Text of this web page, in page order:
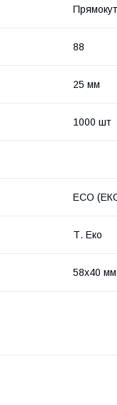
88
25 мм
1000 шт
ECO
Т. Еко
58x40 мм